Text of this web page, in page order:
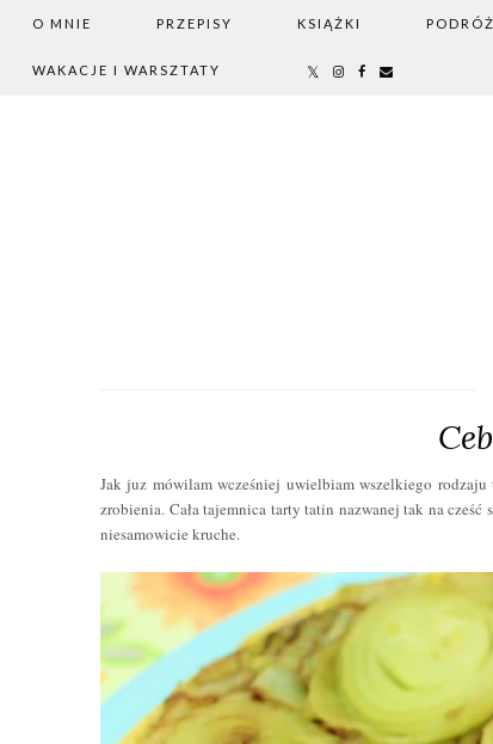
O MNIE PRZEPISY KSIĄŻKI
WAKACJE I WARSZTATY
Jak juz mówilam wcześniej uwielbiam wszelkiego rodzaju
zrobienia. Cała tajemnica tarty tatin nazwanej tak na
niesamowicie kruche.